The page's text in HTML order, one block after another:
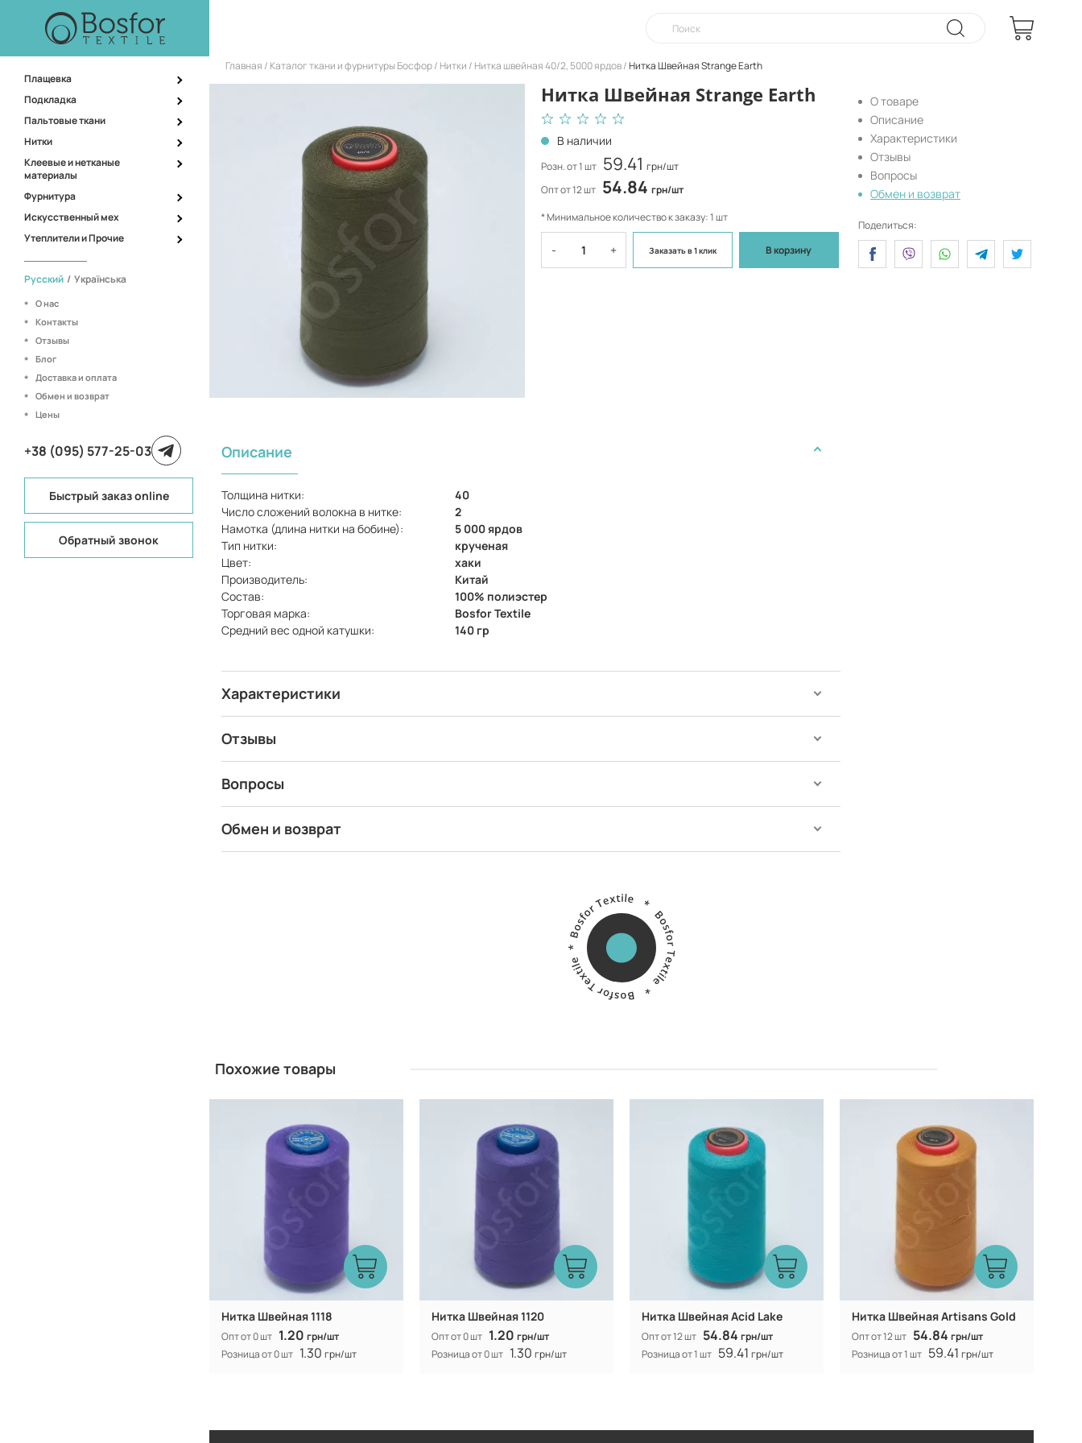
Плащевка
Подкладка
Пальтовые ткани
Нитки
Клеевые и нетканые
материалы
Фурнитура
Искусственный мех
Утеплители и Прочие
Русский / Українська
О нас
Контакты
Отзывы
Блог
Доставка и оплата
Обмен и возврат
Цены
+38 (095) 577-25-03
Быстрый заказ online
Обратный звонок
Главная Каталог ткани и фурнитуры Босфор Нитки Нитка швейная 40/2, 5000 ярдов Нитка Швейная Strange Earth
Нитка Швейная Strange Earth
В наличии
Розн. от 1 шт 59.41 грн/шт
Опт от 12 шт 54.84 грн/шт
* Минимальное количество к заказу: 1 шт
- + Заказатьв 1 клик В корзину
Описание
Толщина нитки:
40
Число сложений волокна в нитке:
2
Намотка (длина нитки на бобине):
5 000 ярдов
Тип нитки:
крученая
Цвет:
хаки
Производитель:
Китай
Состав:
100% полиэстер
Торговая марка:
Bosfor Textile
Средний вес одной катушки:
140 гр
Характеристики
Отзывы
Вопросы
Обмен и возврат
О товаре
Описание
Характеристики
Отзывы
Вопросы
Обмен и возврат
Поделиться:
Похожие товары
Нитка Швейная 1118
Опт от 0 шт 1.20 грн/шт
Розница от 0 шт 1.30 грн/шт
Нитка Швейная 1120
Опт от 0 шт 1.20 грн/шт
Розница от 0 шт 1.30 грн/шт
Нитка Швейная Acid Lake
Опт от 12 шт 54.84 грн/шт
Розница от 1 шт 59.41 грн/шт
Нитка Швейная Artisans Gold
Опт от 12 шт 54.84 грн/шт
Розница от 1 шт 59.41 грн/шт